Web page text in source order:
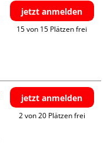
jetzt anmelden
15 von 15 Plätzen frei
jetzt anmelden
2 von 20 Plätzen frei